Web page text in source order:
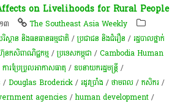
on Livelihoods for Rural People
៣
The Southeast Asia Weekly
រិស្ថាន និងធនធានធម្មជាតិ /ប្រជាជន និងជំរឿន /រដ្ឋបាលថ្នាក់
ន​កសិពាណិជ្ជកម្ម /ប្រទេសកម្ពុជា /Cambodia Human
ការប្រែប្រួលអាកាសធាតុ /ឧបនាយករដ្ឋមន្ត្រី​ /
/Douglas Broderick /រដូវប្រាំង /ថាមពល /កសិករ /
agencies /human development /